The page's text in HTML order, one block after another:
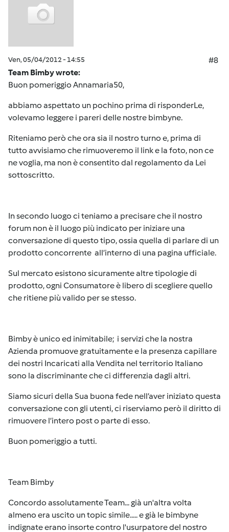
Ven, 05/04/2012 - 14:55
#8
Team Bimby wrote:
Buon pomeriggio Annamaria50,
abbiamo aspettato un pochino prima di risponderLe,
volevamo leggere i pareri delle nostre bimbyne.
Riteniamo però che ora sia il nostro turno e, prima di
tutto avvisiamo che rimuoveremo il link e la foto, non ce
ne voglia, ma non è consentito dal regolamento da Lei
sottoscritto.
In secondo luogo ci teniamo a precisare che il nostro
forum non è il luogo più indicato per iniziare una
conversazione di questo tipo, ossia quella di parlare di un
prodotto concorrente all’interno di una pagina ufficiale.
Sul mercato esistono sicuramente altre tipologie di
prodotto, ogni Consumatore è libero di scegliere quello
che ritiene più valido per se stesso.
Bimby è unico ed inimitabile; i servizi che la nostra
Azienda promuove gratuitamente e la presenza capillare
dei nostri Incaricati alla Vendita nel territorio Italiano
sono la discriminante che ci differenzia dagli altri.
Siamo sicuri della Sua buona fede nell’aver iniziato questa
conversazione con gli utenti, ci riserviamo però il diritto di
rimuovere l’intero post o parte di esso.
Buon pomeriggio a tutti.
Team Bimby
Concordo assolutamente Team... già un'altra volta
almeno era uscito un topic simile..... e già le bimbyne
indignate erano insorte contro l'usurpatore del nostro